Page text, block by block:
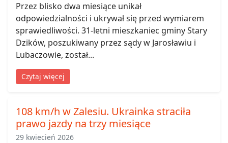
Przez blisko dwa miesiące unikał
odpowiedzialności i ukrywał się przed wymiarem
sprawiedliwości. 31-letni mieszkaniec gminy Stary
Dzików, poszukiwany przez sądy w Jarosławiu i
Lubaczowie, został...
Czytaj więcej
108 km/h w Zalesiu. Ukrainka straciła
prawo jazdy na trzy miesiące
29 kwiecień 2026